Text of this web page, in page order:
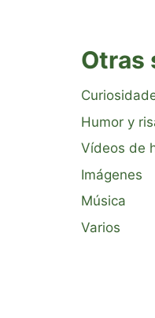
Otras
Humor y
Vídeos de
Imágenes
Música
Varios